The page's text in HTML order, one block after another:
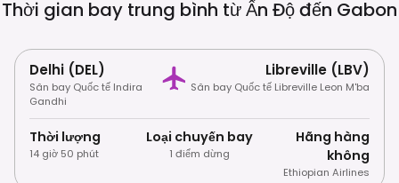
Thời gian bay trung bình từ Ấn Độ đến Gabon
Delhi (DEL)
Sân bay Quốc tế Indira
Gandhi
Libreville (LBV)
Sân bay Quốc tế Libreville Leon M'ba
Thời lượng
14 giờ 50 phút
Loại chuyến bay
1 điểm dừng
Hãng hàng
không
Ethiopian Airlines